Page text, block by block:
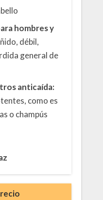
hombres y
débil,
general de
anticaída:
como es
o champús